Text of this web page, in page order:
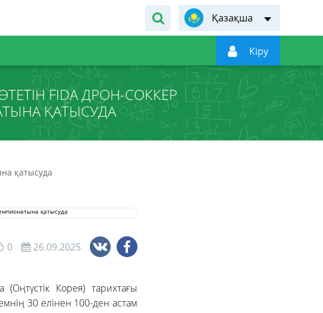
Қазақша
 Кiру
FIDA ДРОН-СОККЕР
ҚАТЫСУДА
қатысуда
0 26.09.2025
Корея) тарихтағы
30 елінен 100-ден астам